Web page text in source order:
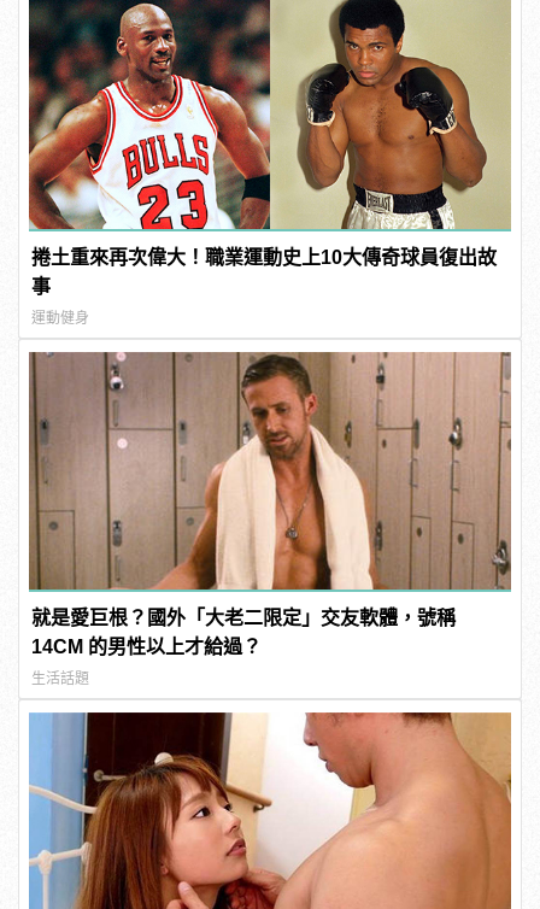
捲土重來再次偉大！職業運動史上10大傳奇球員復出故
事
運動健身
就是愛巨根？國外「大老二限定」交友軟體，號稱
14CM 的男性以上才給過？
生活話題